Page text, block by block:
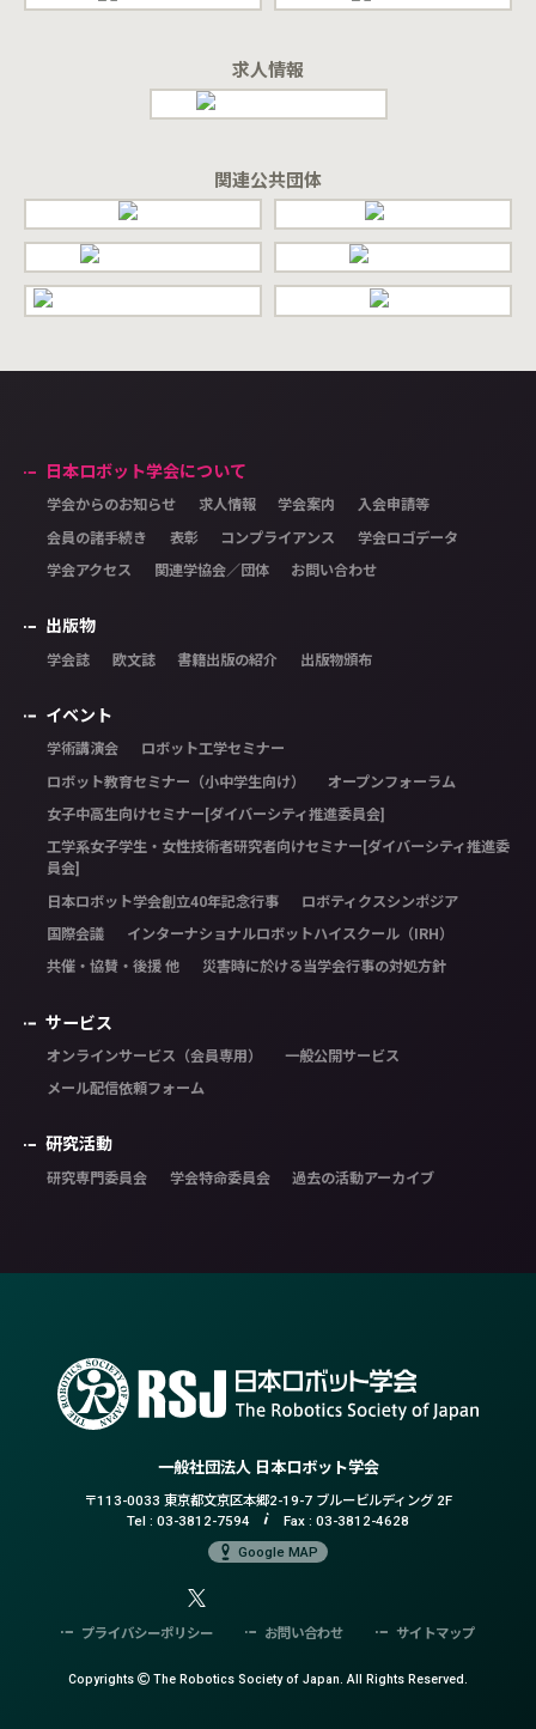
求人情報
関連公共団体
日本ロボット学会について
学会からのお知らせ 求人情報 学会案内 入会申請等
会員の諸手続き 表彰 コンプライアンス 学会ロゴデータ
学会アクセス 関連学協会／団体 お問い合わせ
出版物
学会誌 欧文誌 書籍出版の紹介 出版物頒布
イベント
学術講演会 ロボット工学セミナー
ロボット教育セミナー（小中学生向け） オープンフォーラム
女子中高生向けセミナー[ダイバーシティ推進委員会]
工学系女子学生・女性技術者研究者向けセミナー[ダイバーシティ推進委
員会]
日本ロボット学会創立40年記念行事 ロボティクスシンポジア
国際会議 インターナショナルロボットハイスクール（IRH）
共催・協賛・後援 他 災害時に於ける当学会行事の対処方針
サービス
オンラインサービス（会員専用） 一般公開サービス
メール配信依頼フォーム
研究活動
研究専門委員会 学会特命委員会 過去の活動アーカイブ
一般社団法人 日本ロボット学会
〒113-0033 東京都文京区本郷2-19-7 ブルービルディング 2F
Tel :03-3812-7594 Fax : 03-3812-4628
Google MAP
プライバシーポリシー お問い合わせ サイトマップ
Copyrights The Robotics Society of Japan. All Rights Reserved.